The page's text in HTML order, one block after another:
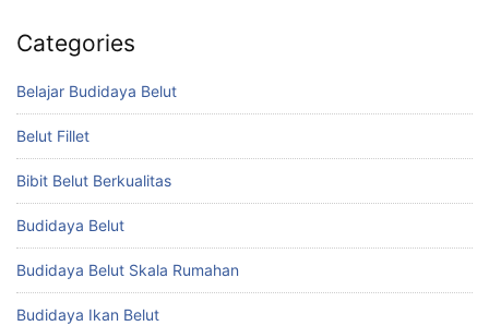
Categories
Belajar Budidaya Belut
Belut Fillet
Bibit Belut Berkualitas
Budidaya Belut
Budidaya Belut Skala Rumahan
Budidaya Ikan Belut